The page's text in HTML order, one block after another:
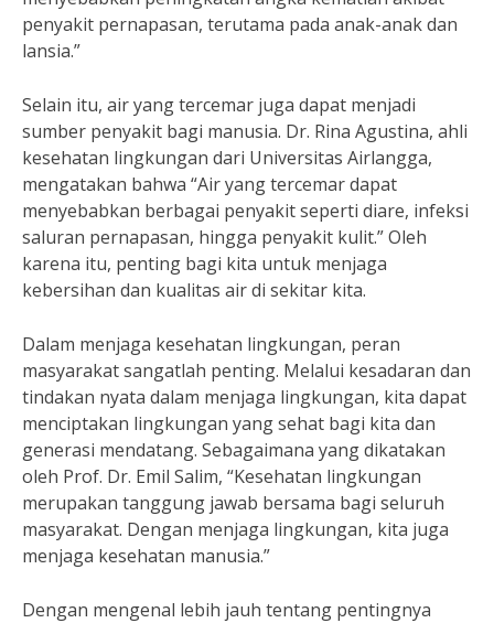
penyakit pernapasan, terutama pada anak-anak dan
lansia.”
Selain itu, air yang tercemar juga dapat menjadi
sumber penyakit bagi manusia. Dr. Rina Agustina, ahli
kesehatan lingkungan dari Universitas Airlangga,
mengatakan bahwa “Air yang tercemar dapat
menyebabkan berbagai penyakit seperti diare, infeksi
saluran pernapasan, hingga penyakit kulit.” Oleh
karena itu, penting bagi kita untuk menjaga
kebersihan dan kualitas air di sekitar kita.
Dalam menjaga kesehatan lingkungan, peran
masyarakat sangatlah penting. Melalui kesadaran dan
tindakan nyata dalam menjaga lingkungan, kita dapat
menciptakan lingkungan yang sehat bagi kita dan
generasi mendatang. Sebagaimana yang dikatakan
oleh Prof. Dr. Emil Salim, “Kesehatan lingkungan
merupakan tanggung jawab bersama bagi seluruh
masyarakat. Dengan menjaga lingkungan, kita juga
menjaga kesehatan manusia.”
Dengan mengenal lebih jauh tentang pentingnya